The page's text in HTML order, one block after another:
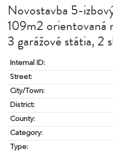
Novostavba 5-
109m2 orientovaná
3 garážové státia, 2
Internal ID:
Street:
City/Town:
District:
County:
Category:
Type: